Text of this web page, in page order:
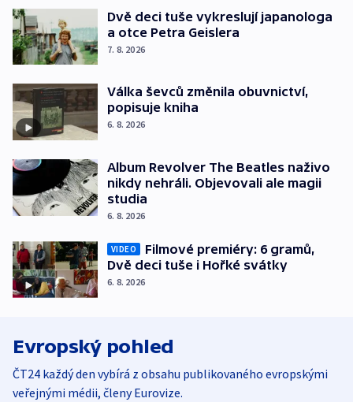
Dvě deci tuše vykreslují japanologa
a otce Petra Geislera
7. 8. 2026
Válka ševců změnila obuvnictví,
popisuje kniha
6. 8. 2026
Album Revolver The Beatles naživo
nikdy nehráli. Objevovali ale magii
studia
6. 8. 2026
VIDEO
Filmové premiéry: 6 gramů,
Dvě deci tuše i Hořké svátky
6. 8. 2026
Evropský pohled
ČT24 každý den vybírá z obsahu publikovaného evropskými
veřejnými médii, členy Eurovize.